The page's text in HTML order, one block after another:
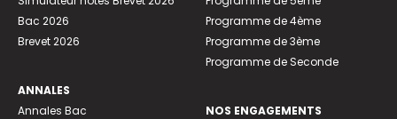
Bac 2026
Brevet 2026
ANNALES
Annales Bac
Programme de 4ème
Programme de 3ème
Programme de Seconde
NOS ENGAGEMENTS